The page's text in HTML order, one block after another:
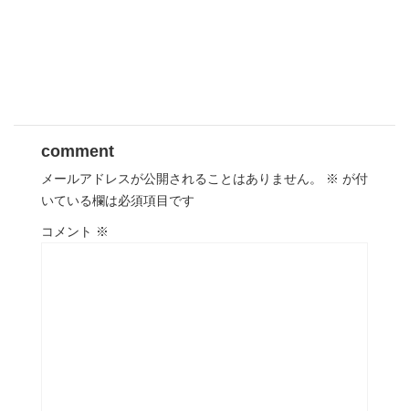
comment
メールアドレスが公開されることはありません。 ※ が付
いている欄は必須項目です
コメント ※